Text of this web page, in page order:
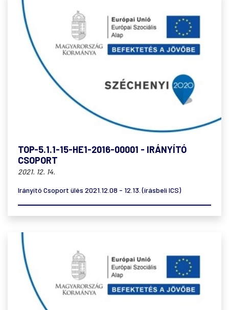
TOP-5.1.1-15-HE1-2016-00001 - IRÁNYÍTÓ
CSOPORT
2021. 12. 14.
Irányító Csoport ülés 2021.12.08 - 12.13. (írásbeli ICS)